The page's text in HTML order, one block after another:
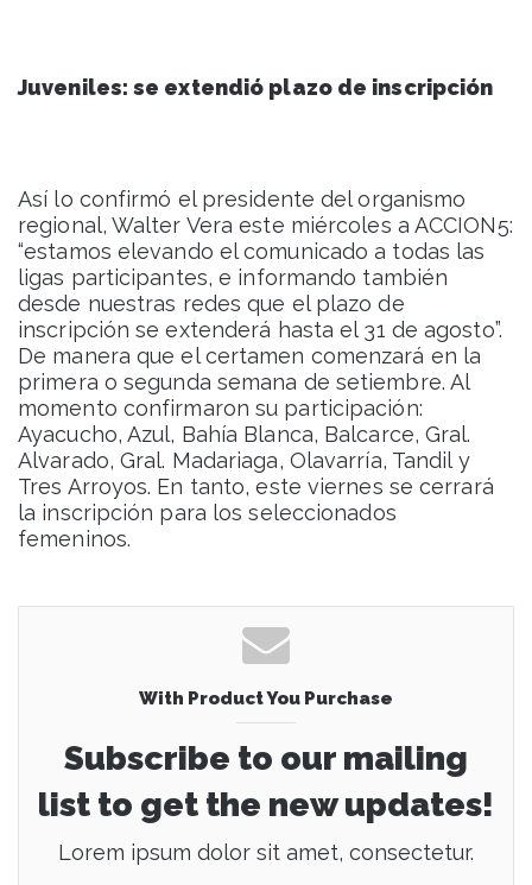
Juveniles: se extendió plazo de inscripción
Así lo confirmó el presidente del organismo
regional, Walter Vera este miércoles a ACCION5:
“estamos elevando el comunicado a todas las
ligas participantes, e informando también
desde nuestras redes que el plazo de
inscripción se extenderá hasta el 31 de agosto”.
De manera que el certamen comenzará en la
primera o segunda semana de setiembre. Al
momento confirmaron su participación:
Ayacucho, Azul, Bahía Blanca, Balcarce, Gral.
Alvarado, Gral. Madariaga, Olavarría, Tandil y
Tres Arroyos. En tanto, este viernes se cerrará
la inscripción para los seleccionados
femeninos.
With Product You Purchase
Subscribe to our mailing
list to get the new updates!
Lorem ipsum dolor sit amet, consectetur.